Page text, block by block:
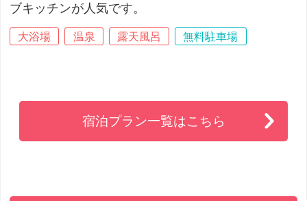
ブキッチンが人気です。
大浴場 温泉 露天風呂 無料駐車場
宿泊プラン一覧はこちら